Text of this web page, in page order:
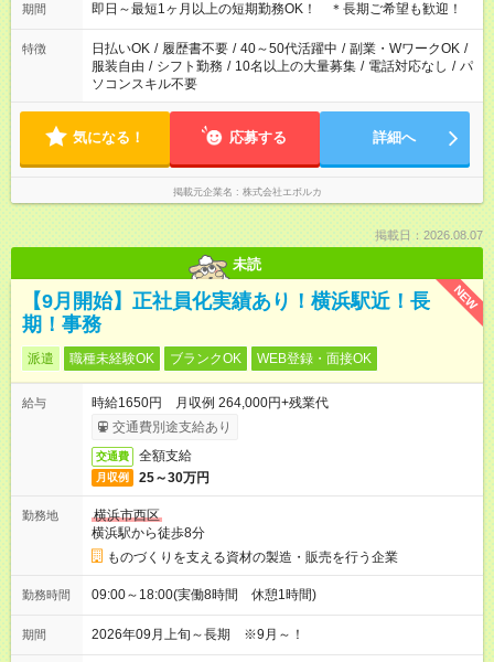
期間 即日～最短1ヶ月以上の短期勤務OK！ ＊長期ご希望も歓迎！
特徴 日払いOK / 履歴書不要 / 40～50代活躍中 / 副業・WワークOK /
服装自由 / シフト勤務 / 10名以上の大量募集 / 電話対応なし / パ
ソコンスキル不要
気になる！ 応募する 詳細へ
掲載元企業名 株式会社エボルカ
掲載日：2026.08.07
未読
NEW
【9月開始】正社員化実績あり！横浜駅近！長
期！事務
派遣 職種未経験OK ブランクOK WEB登録・面接OK
給与
時給1650円 月収例 264,000円+残業代
交通費別途支給あり
交通費 全額支給
月収例 25～30万円
勤務地
横浜市西区
横浜駅から徒歩8分
ものづくりを支える資材の製造・販売を行う企業
勤務時間 09:00～18:00(実働8時間 休憩1時間)
期間 2026年09月上旬～長期 ※9月～！